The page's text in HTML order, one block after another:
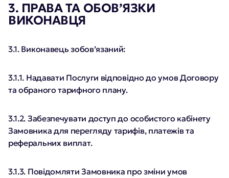
3. ПРАВА ТА ОБОВ’ЯЗКИ
ВИКОНАВЦЯ
3.1. Виконавець зобов’язаний:
3.1.1. Надавати Послуги відповідно до умов Договору
та обраного тарифного плану.
3.1.2. Забезпечувати доступ до особистого кабінету
Замовника для перегляду тарифів, платежів та
реферальних виплат.
3.1.3. Повідомляти Замовника про зміни умов